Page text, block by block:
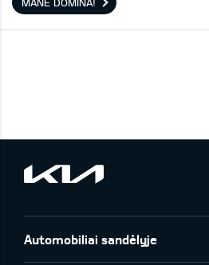
Automobiliai sandėlyje